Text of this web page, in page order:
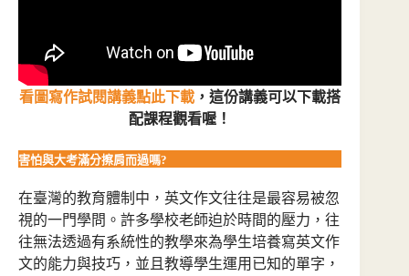
看圖寫作試閱講義點此下載 ，這份講義可以下載搭
配課程觀看喔！
害怕與大考滿分擦肩而過嗎?
在臺灣的教育體制中，英文作文往往是最容易被忽
視的一門學問。許多學校老師迫於時間的壓力，往
往無法透過有系統性的教學來為學生培養寫英文作
文的能力與技巧，並且教導學生運用已知的單字，